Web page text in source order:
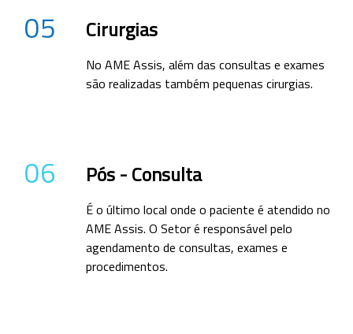
05 Cirurgias
No AME Assis, além das consultas e exames
são realizadas também pequenas cirurgias.
06 Pós - Consulta
É o último local onde o paciente é atendido no
AME Assis. O Setor é responsável pelo
agendamento de consultas, exames e
procedimentos.